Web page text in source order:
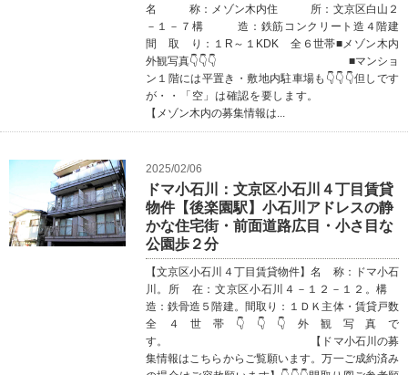
名 称：メゾン木内住 所：文京区白山２
－１－７構 造：鉄筋コンクリート造４階建
間 取 り：１R～１KDK 全６世帯■メゾン木内
外観写真👇👇👇 ■マンショ
ン１階には平置き・敷地内駐車場も👇👇👇但しです
が・・「空」は確認を要します。
【メゾン木内の募集情報は...
2025/02/06
ドマ小石川：文京区小石川４丁目賃貸
物件【後楽園駅】小石川アドレスの静
かな住宅街・前面道路広目・小さ目な
公園歩２分
【文京区小石川４丁目賃貸物件】名 称：ドマ小石
川。所 在：文京区小石川４－１２－１２。構
造：鉄骨造５階建。間取り：１ＤＫ主体・賃貸戸数
全４世帯👇👇👇外観写真で
す。 【ドマ小石川の募
集情報はこちらからご覧願います。万一ご成約済み